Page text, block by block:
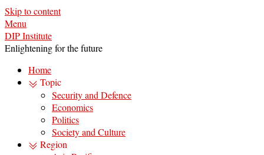
Skip to content
Menu
DIP Institute
Enlightening for the future
Home
Topic
Security and Defence
Economics
Politics
Society and Culture
Region